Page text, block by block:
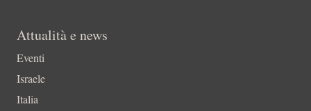
Attualità e news
Eventi
Israele
Italia